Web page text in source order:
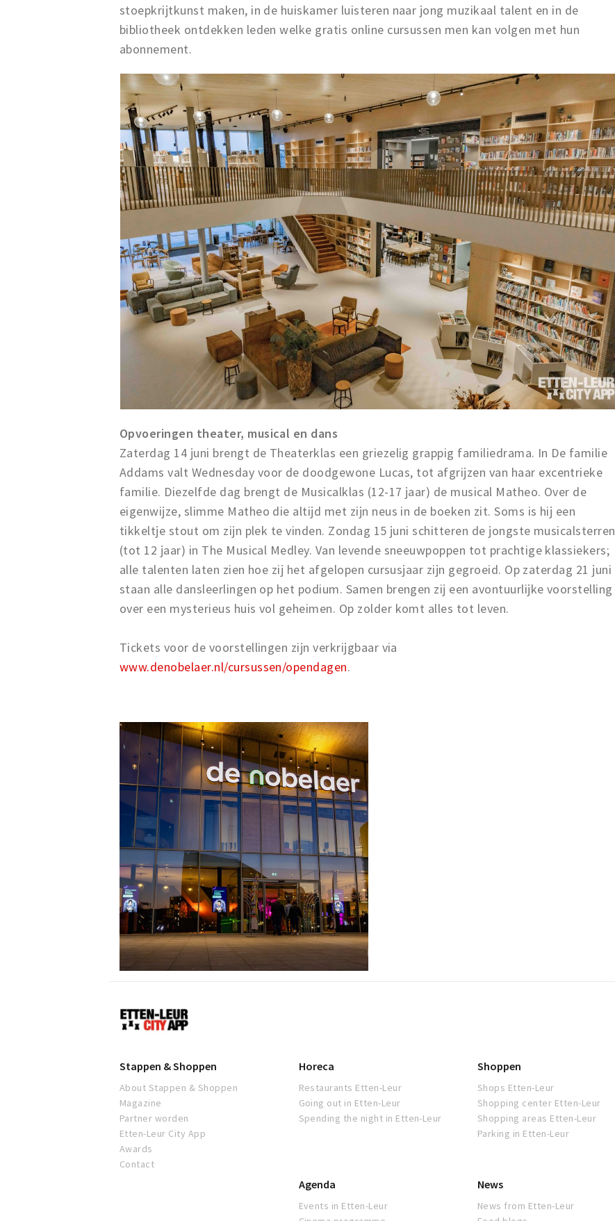
stoepkrijtkunst maken, in de huiskamer luisteren naar jong muzikaal talent en in de
bibliotheek ontdekken leden welke gratis online cursussen men kan volgen met hun
abonnement.
Opvoeringen theater, musical en dans
Zaterdag 14 juni brengt de Theaterklas een griezelig grappig familiedrama. In De familie
Addams valt Wednesday voor de doodgewone Lucas, tot afgrijzen van haar excentrieke
familie. Diezelfde dag brengt de Musicalklas (12-17 jaar) de musical Matheo. Over de
eigenwijze, slimme Matheo die altijd met zijn neus in de boeken zit. Soms is hij een
tikkeltje stout om zijn plek te vinden. Zondag 15 juni schitteren de jongste musicalsterren
(tot 12 jaar) in The Musical Medley. Van levende sneeuwpoppen tot prachtige klassiekers;
alle talenten laten zien hoe zij het afgelopen cursusjaar zijn gegroeid. Op zaterdag 21 juni
staan alle dansleerlingen op het podium. Samen brengen zij een avontuurlijke voorstelling
over een mysterieus huis vol geheimen. Op zolder komt alles tot leven.
Tickets voor de voorstellingen zijn verkrijgbaar via
www.denobelaer.nl/cursussen/opendagen.
Etten-
Leur
Stappen & Shoppen
About Stappen & Shoppen
Magazine
Partner worden
Etten-Leur City App
Awards
Contact
Horeca
Restaurants Etten-Leur
Going out in Etten-Leur
Spending the night in Etten-Leur
Shoppen
Shops Etten-Leur
Shopping center Etten-Leur
Shopping areas Etten-Leur
Parking in Etten-Leur
Agenda
Events in Etten-Leur
News
News from Etten-Leur